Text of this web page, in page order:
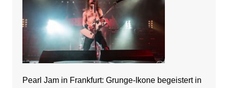
Pearl Jam in Frankfurt: Grunge-Ikone begeistert in